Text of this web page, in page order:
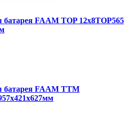
FAAM TOP 12x8TOP565
батарея FAAM TTM